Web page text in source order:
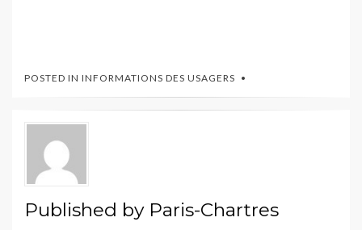
POSTED IN INFORMATIONS DES USAGERS
Published by Paris-Chartres